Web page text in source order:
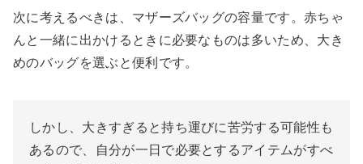
次に考えるべきは、マザーズバッグの容量です。赤ちゃ
んと一緒に出かけるときに必要なものは多いため、大き
めのバッグを選ぶと便利です。
しかし、大きすぎると持ち運びに苦労する可能性も
あるので、自分が一日で必要とするアイテムがすべ